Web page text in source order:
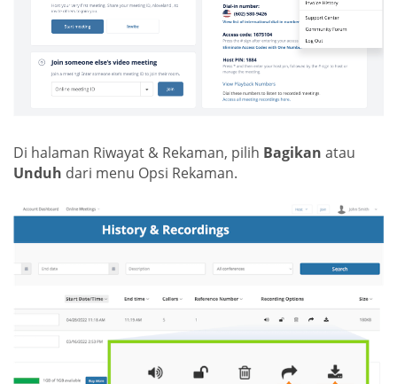
Di halaman Riwayat & Rekaman, pilih Bagikan atau
Unduh dari menu Opsi Rekaman.